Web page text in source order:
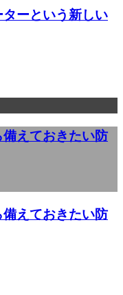
ーという新しい
えておきたい防
えておきたい防